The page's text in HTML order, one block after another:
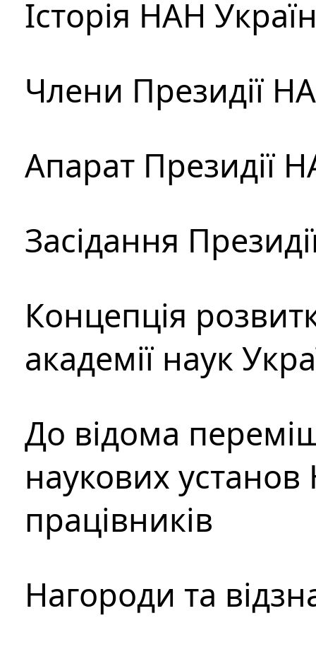
Історія НАН
Члени Президії
Апарат Президії
Засідання
Концепція
академії наук
До відома
наукових установ
працівників
Нагороди та